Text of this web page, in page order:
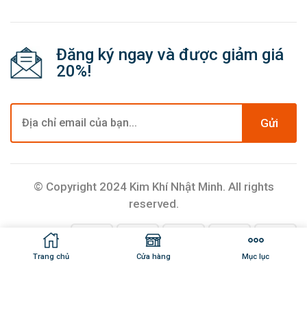
Trang chủ Cửa hàng Mục lục
Đăng ký ngay và được giảm giá
20%!
Gửi
© Copyright 2024 Kim Khí Nhật Minh. All rights
reserved.